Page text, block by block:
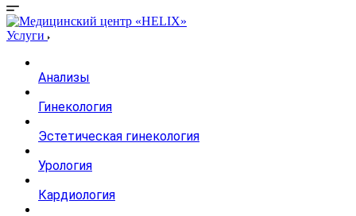
Услуги
Анализы
Гинекология
Эстетическая гинекология
Урология
Кардиология